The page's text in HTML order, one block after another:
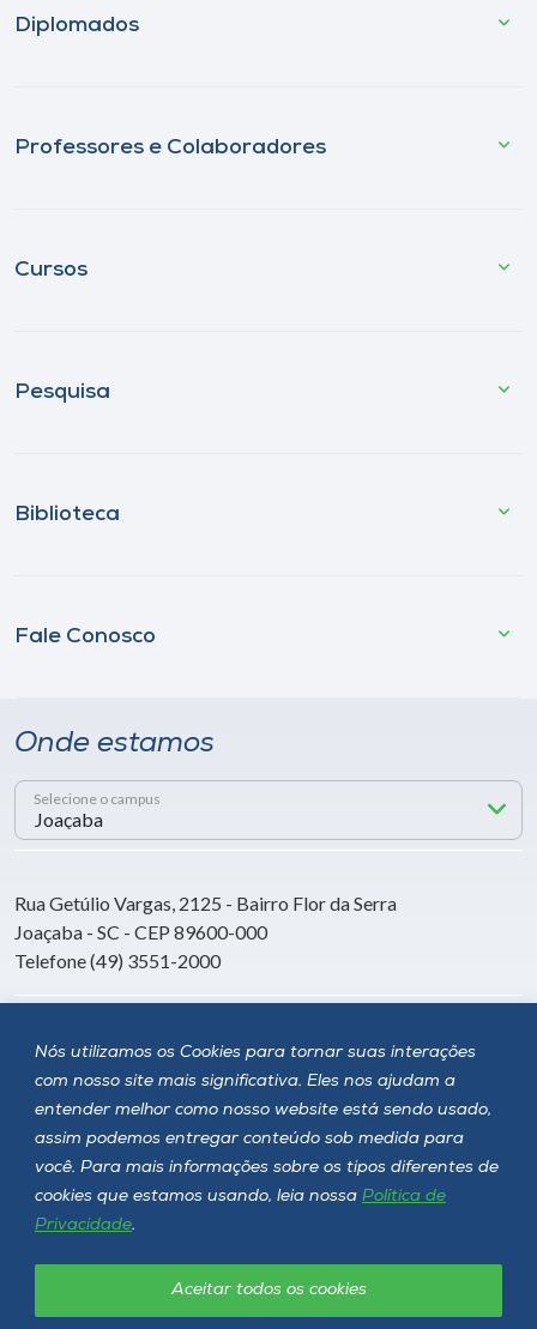
Nós utilizamos os Cookies para tornar suas interações
com nosso site mais significativa. Eles nos ajudam a
entender melhor como nosso website está sendo usado,
assim podemos entregar conteúdo sob medida para
você. Para mais informações sobre os tipos diferentes de
cookies que estamos usando, leia nossa Política de
Privacidade.
Aceitar todos os cookies
Diplomados
Professores e Colaboradores
Cursos
Pesquisa
Biblioteca
Fale Conosco
Onde estamos
Selecione o campus
Rua Getúlio Vargas, 2125 - Bairro Flor da Serra
Joaçaba - SC - CEP 89600-000
Telefone (49) 3551-2000
Siga a Unoesc
Política de privacidade LGPD